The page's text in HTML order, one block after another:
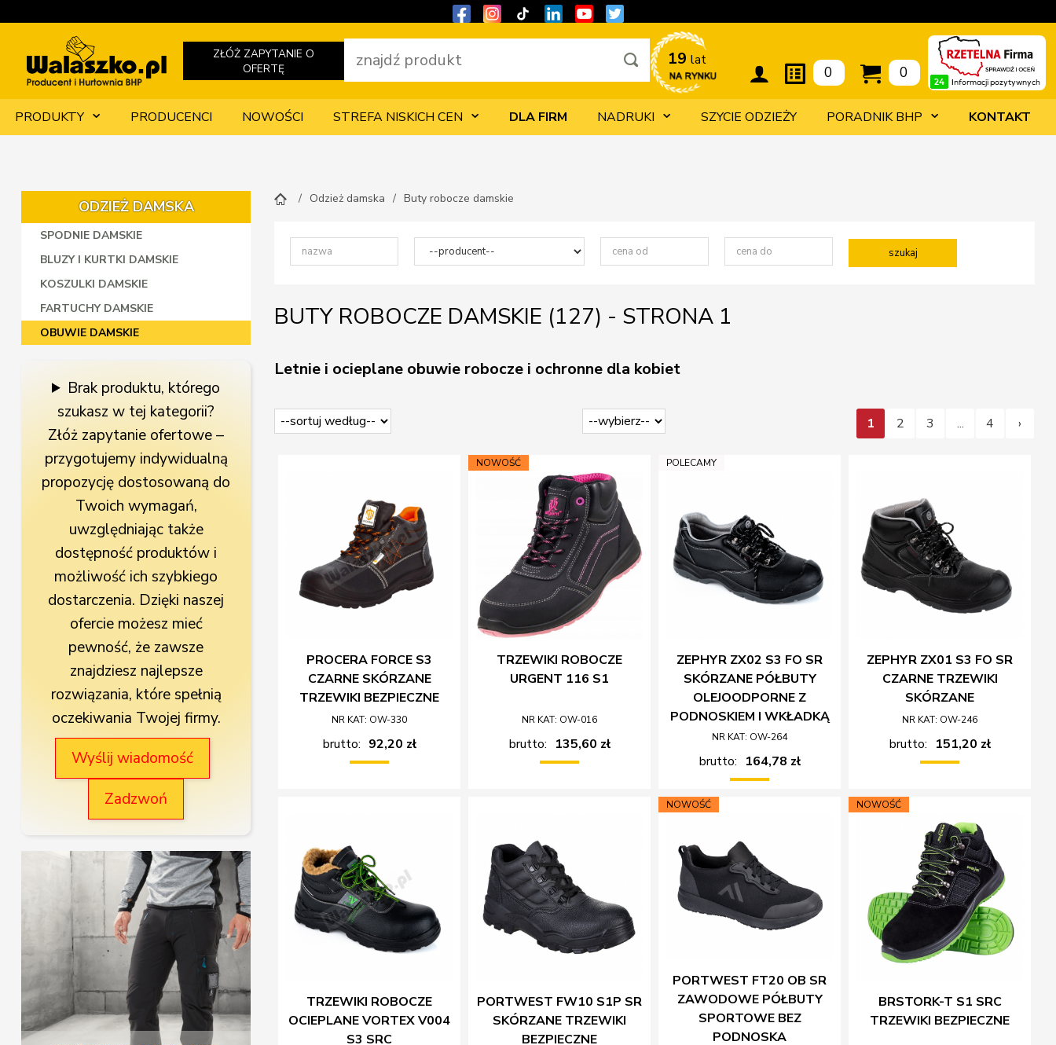
ZŁÓŻ ZAPYTANIE O
OFERTĘ
19 lat
0 0
PRODUKTY PRODUCENCI NOWOŚCI STREFA NISKICH CEN DLA FIRM NADRUKI SZYCIE ODZIEŻY PORADNIK BHP KONTAKT
ODZIEŻ DAMSKA
SPODNIE DAMSKIE
BLUZY I KURTKI DAMSKIE
KOSZULKI DAMSKIE
FARTUCHY DAMSKIE
OBUWIE DAMSKIE
Brak produktu, którego
szukasz w tej kategorii?
Złóż zapytanie ofertowe –
przygotujemy indywidualną
propozycję dostosowaną do
Twoich wymagań,
uwzględniając także
dostępność produktów i
możliwość ich szybkiego
dostarczenia. Dzięki naszej
ofercie możesz mieć
pewność, że zawsze
znajdziesz najlepsze
rozwiązania, które spełnią
oczekiwania Twojej firmy.
Wyślij wiadomość
Zadzwoń
Odzież damska Buty robocze damskie
BUTY ROBOCZE DAMSKIE (127) - STRONA 1
Letnie i ocieplane obuwie robocze i ochronne dla kobiet
1 2 3 ... 4 ›
PROCERA FORCE S3
CZARNE SKÓRZANE
TRZEWIKI BEZPIECZNE
NR KAT: OW-330
brutto: 92,20 zł
NOWOŚĆ
TRZEWIKI ROBOCZE
URGENT 116 S1
NR KAT: OW-016
brutto: 135,60 zł
POLECAMY
ZEPHYR ZX02 S3 FO SR
SKÓRZANE PÓŁBUTY
OLEJOODPORNE Z
PODNOSKIEM I WKŁADKĄ
NR KAT: OW-264
brutto: 164,78 zł
ZEPHYR ZX01 S3 FO SR
CZARNE TRZEWIKI
SKÓRZANE
NR KAT: OW-246
brutto: 151,20 zł
TRZEWIKI ROBOCZE
OCIEPLANE VORTEX V004
S3 SRC
PORTWEST FW10 S1P SR
SKÓRZANE TRZEWIKI
BEZPIECZNE
NOWOŚĆ
PORTWEST FT20 OB SR
ZAWODOWE PÓŁBUTY
SPORTOWE BEZ
PODNOSKA
NOWOŚĆ
BRSTORK-T S1 SRC
TRZEWIKI BEZPIECZNE